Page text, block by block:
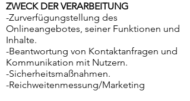
ZWECK DER VERARBEITUNG
-Zurverfügungstellung des
Onlineangebotes, seiner Funktionen und
Inhalte.
-Beantwortung von Kontaktanfragen und
Kommunikation mit Nutzern.
-Sicherheitsmaßnahmen.
-Reichweitenmessung/Marketing